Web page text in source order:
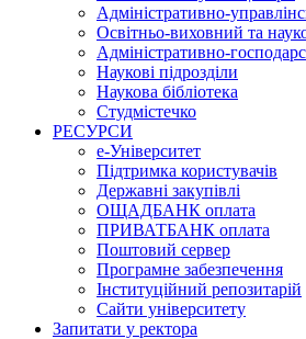
Адміністративно-
Освітньо-виховний та
Адміністративно-
Наукові підрозділи
Наукова бібліотека
Студмістечко
РЕСУРСИ
е-Університет
Підтримка користувачів
Державні закупівлі
ОЩАДБАНК оплата
ПРИВАТБАНК оплата
Поштовий сервер
Програмне забезпечення
Інституційний репозитарій
Сайти університету
Запитати у ректора